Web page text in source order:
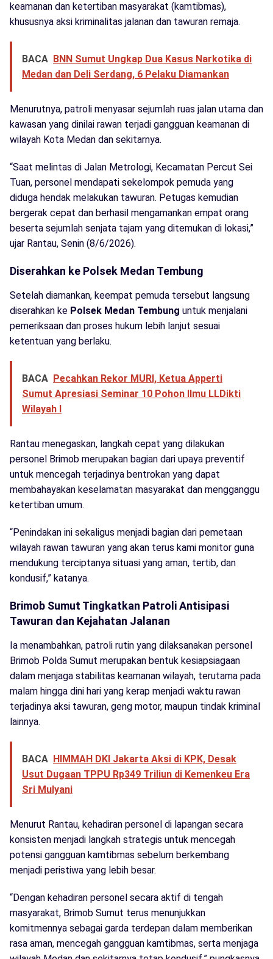
keamanan dan ketertiban masyarakat (kamtibmas),
khususnya aksi kriminalitas jalanan dan tawuran remaja.
BACA BNN Sumut Ungkap Dua Kasus Narkotika di
Medan dan Deli Serdang, 6 Pelaku Diamankan
Menurutnya, patroli menyasar sejumlah ruas jalan utama dan
kawasan yang dinilai rawan terjadi gangguan keamanan di
wilayah Kota Medan dan sekitarnya.
“Saat melintas di Jalan Metrologi, Kecamatan Percut Sei
Tuan, personel mendapati sekelompok pemuda yang
diduga hendak melakukan tawuran. Petugas kemudian
bergerak cepat dan berhasil mengamankan empat orang
beserta sejumlah senjata tajam yang ditemukan di lokasi,”
ujar Rantau, Senin (8/6/2026).
Diserahkan ke Polsek Medan Tembung
Setelah diamankan, keempat pemuda tersebut langsung
diserahkan ke Polsek Medan Tembung untuk menjalani
pemeriksaan dan proses hukum lebih lanjut sesuai
ketentuan yang berlaku.
BACA Pecahkan Rekor MURI, Ketua Apperti
Sumut Apresiasi Seminar 10 Pohon Ilmu LLDikti
Wilayah I
Rantau menegaskan, langkah cepat yang dilakukan
personel Brimob merupakan bagian dari upaya preventif
untuk mencegah terjadinya bentrokan yang dapat
membahayakan keselamatan masyarakat dan mengganggu
ketertiban umum.
“Penindakan ini sekaligus menjadi bagian dari pemetaan
wilayah rawan tawuran yang akan terus kami monitor guna
mendukung terciptanya situasi yang aman, tertib, dan
kondusif,” katanya.
Brimob Sumut Tingkatkan Patroli Antisipasi
Tawuran dan Kejahatan Jalanan
Ia menambahkan, patroli rutin yang dilaksanakan personel
Brimob Polda Sumut merupakan bentuk kesiapsiagaan
dalam menjaga stabilitas keamanan wilayah, terutama pada
malam hingga dini hari yang kerap menjadi waktu rawan
terjadinya aksi tawuran, geng motor, maupun tindak kriminal
lainnya.
BACA HIMMAH DKI Jakarta Aksi di KPK, Desak
Usut Dugaan TPPU Rp349 Triliun di Kemenkeu Era
Sri Mulyani
Menurut Rantau, kehadiran personel di lapangan secara
konsisten menjadi langkah strategis untuk mencegah
potensi gangguan kamtibmas sebelum berkembang
menjadi peristiwa yang lebih besar.
“Dengan kehadiran personel secara aktif di tengah
masyarakat, Brimob Sumut terus menunjukkan
komitmennya sebagai garda terdepan dalam memberikan
rasa aman, mencegah gangguan kamtibmas, serta menjaga